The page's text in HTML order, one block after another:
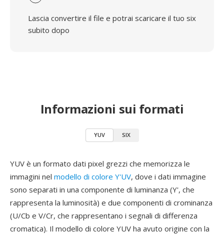
Lascia convertire il file e potrai scaricare il tuo six
subito dopo
Informazioni sui formati
YUV SIX
YUV è un formato dati pixel grezzi che memorizza le
immagini nel modello di colore Y'UV, dove i dati immagine
sono separati in una componente di luminanza (Y', che
rappresenta la luminosità) e due componenti di crominanza
(U/Cb e V/Cr, che rappresentano i segnali di differenza
cromatica). Il modello di colore YUV ha avuto origine con la